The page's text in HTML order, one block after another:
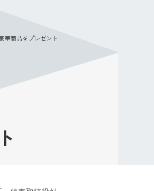
華商品をプレゼント